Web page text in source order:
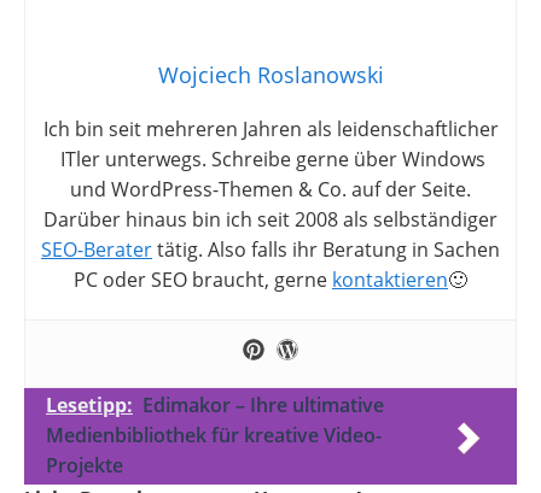
Wojciech Roslanowski
Ich bin seit mehreren Jahren als leidenschaftlicher
ITler unterwegs. Schreibe gerne über Windows
und WordPress-Themen & Co. auf der Seite.
Darüber hinaus bin ich seit 2008 als selbständiger
SEO-Beratertätig. Also falls ihr Beratung in Sachen
PC oder SEO braucht, gerne kontaktieren🙂
Lesetipp: Edimakor – Ihre ultimative
Medienbibliothek für kreative Video-
Projekte